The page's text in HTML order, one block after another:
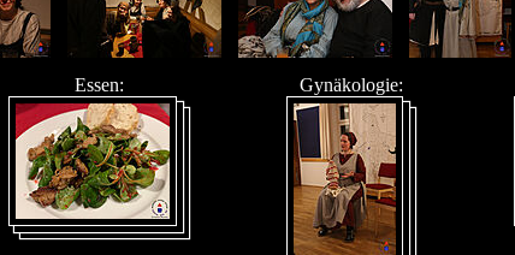
Essen: Gynäkologie: